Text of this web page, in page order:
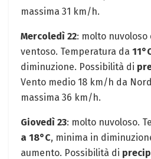
massima 31 km/h.
Mercoledì 22: molto nuvoloso
ventoso. Temperatura da
diminuzione. Possibilità di
Vento medio 18 km/h da
massima 36 km/h.
Giovedì 23: molto nuvoloso.
a 18°C, minima in
aumento. Possibilità di